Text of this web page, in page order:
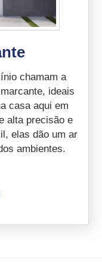
chamam a
ideais
casa aqui em
alta precisão e
elas dão um ar
ambientes.